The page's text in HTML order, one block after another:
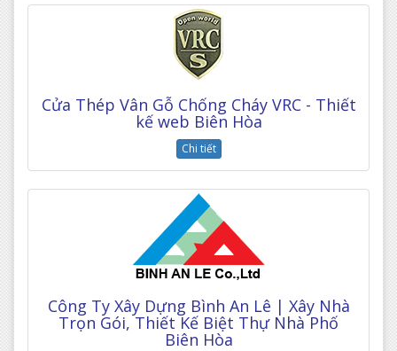
Cửa Thép Vân Gỗ Chống Cháy VRC - Thiết
kế web Biên Hòa
Chi tiết
Công Ty Xây Dựng Bình An Lê | Xây Nhà
Trọn Gói, Thiết Kế Biệt Thự Nhà Phố
Biên Hòa